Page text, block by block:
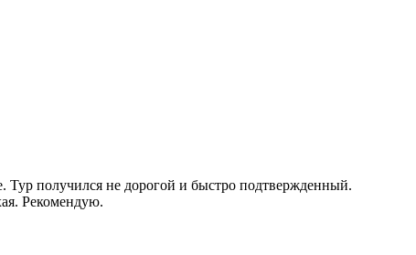
получился не дорогой и быстро подтвержденный.
Рекомендую.